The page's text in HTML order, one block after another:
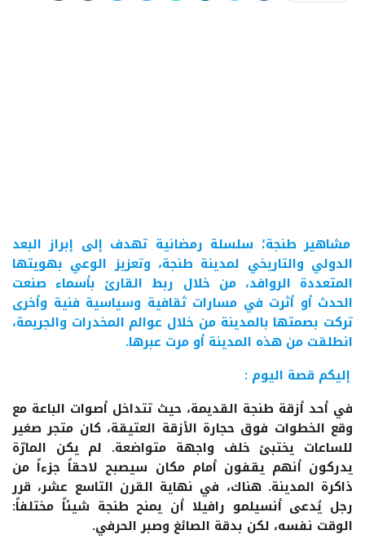
مشاهير طنجة؛ سلسلة رمضانية تهدف إلى إبراز البعد
الدولي والتاريخي لمدينة طنجة، وتعزيز الوعي بهويتها
المتعددة الروافد، من خلال ربط القارئ بأسماء صنعت
الحدث أو أثرت في مسارات ثقافية وسياسية فنية وأخرى
تركت بصمتها بالمدينة من خلال عوالم المخدرات والجريمة،
انطلقت من هذه المدينة أو مرت عبرها.
إليكم قصة اليوم :
في أحد أزقة طنجة القديمة، حيث تتداخل أصوات الباعة مع
وقع الخطوات فوق حجارة الأزقة العتيقة، كان متجر صغير
للساعات يختبئ خلف واجهة متواضعة. لم يكن المارّة
يدركون أنهم يقفون أمام مكان سيصبح لاحقاً جزءاً من
ذاكرة المدينة. هناك، في نهاية القرن التاسع عشر، قرر
رجل يُدعى أنسيلمو رافيلا أن يمنح طنجة شيئاً مختلفاً:
الوقت نفسه، لكن بدقة الصائغ وصبر الحرفي.